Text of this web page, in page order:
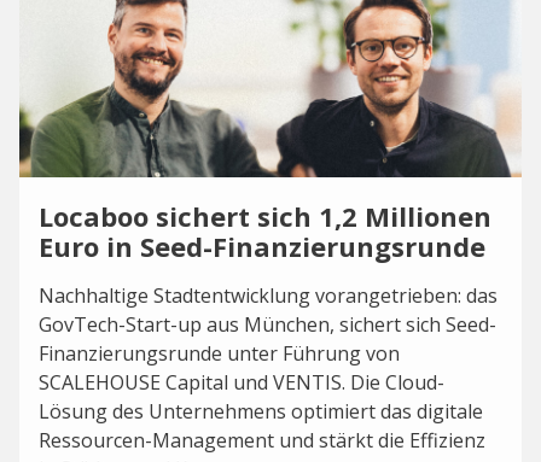
Locaboo sichert sich 1,2 Millionen
Euro in Seed-Finanzierungsrunde
Nachhaltige Stadtentwicklung vorangetrieben: das
GovTech-Start-up aus München, sichert sich Seed-
Finanzierungsrunde unter Führung von
SCALEHOUSE Capital und VENTIS. Die Cloud-
Lösung des Unternehmens optimiert das digitale
Ressourcen-Management und stärkt die Effizienz